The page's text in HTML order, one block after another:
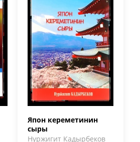
Япон кереметинин
сыры
Нуржигит Кадырбеков